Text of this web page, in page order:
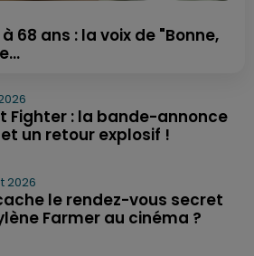
68 ans : la voix de "Bonne,
Fighter : la bande-annonce
un retour explosif !
2026
le rendez-vous secret
Farmer au cinéma ?